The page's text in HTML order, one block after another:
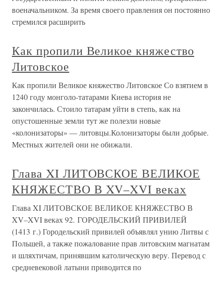
военачальником. За время своего правления он постоянно
стремился расширить
Как пропили Великое княжество
Литовское
Как пропили Великое княжество Литовское Со взятием в
1240 году монголо-татарами Киева история не
закончилась. Стоило татарам уйти в степь, как на
опустошенные земли тут же полезли новые
«колонизаторы» — литовцы.Колонизаторы были добрые.
Местных жителей они не обижали.
Глава XI ЛИТОВСКОЕ ВЕЛИКОЕ
КНЯЖЕСТВО В XV–XVI веках
Глава XI ЛИТОВСКОЕ ВЕЛИКОЕ КНЯЖЕСТВО В
XV–XVI веках 92. ГОРОДЕЛЬСКИЙ ПРИВИЛЕЙ
(1413 г.) Городельский привилей объявлял унию Литвы с
Польшей, а также пожалование прав литовским магнатам
и шляхтичам, принявшим католическую веру. Перевод с
средневековой латыни приводится по